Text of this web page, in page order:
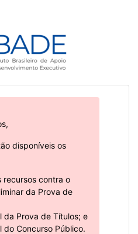
disponíveis os
recursos contra o
da Prova de
da Prova de Títulos; e
do Concurso Público.